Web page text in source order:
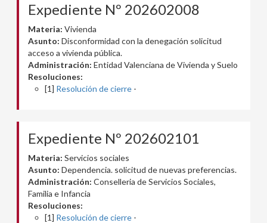
Expediente Nº 202602008
Materia: Vivienda
Asunto: Disconformidad con la denegación solicitud
acceso a vivienda pública.
Administración: Entidad Valenciana de Vivienda y Suelo
Resoluciones:
[1] Resolución de cierre -
Expediente Nº 202602101
Materia: Servicios sociales
Asunto: Dependencia. solicitud de nuevas preferencias.
Administración: Conselleria de Servicios Sociales,
Familia e Infancia
Resoluciones:
[1] Resolución de cierre -